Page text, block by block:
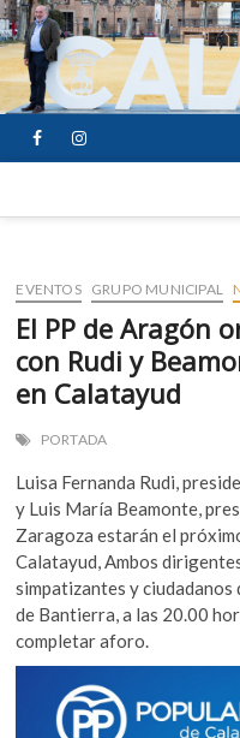
FACEBOOK
YOUTUBE
INSTAGRAM
EVENTOS GRUPO MUNICIPAL
El PP de Aragón
con Rudi y
en Calatayud‬
PORTADA
Luisa Fernanda Rudi,
y Luis María Beamonte,
Zaragoza estarán el
Calatayud, Ambos
simpatizantes y ciudadanos
de Bantierra, a las 20.00
completar aforo.